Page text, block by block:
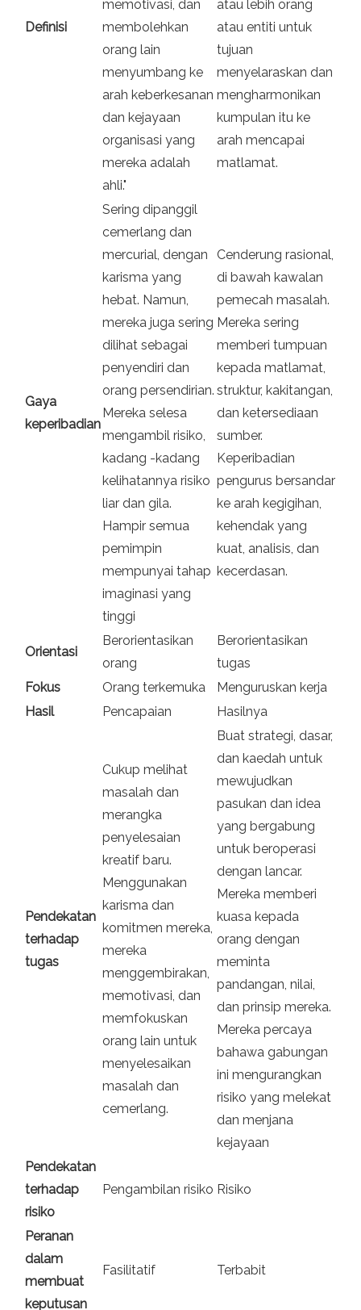
Definisi
memotivasi, dan
membolehkan
orang lain
menyumbang ke
arah keberkesanan
dan kejayaan
organisasi yang
mereka adalah
ahli."
atau lebih orang
atau entiti untuk
tujuan
menyelaraskan dan
mengharmonikan
kumpulan itu ke
arah mencapai
matlamat.
Gaya
keperibadian
Sering dipanggil
cemerlang dan
mercurial, dengan
karisma yang
hebat. Namun,
mereka juga sering
dilihat sebagai
penyendiri dan
orang persendirian.
Mereka selesa
mengambil risiko,
kadang -kadang
kelihatannya risiko
liar dan gila.
Hampir semua
pemimpin
mempunyai tahap
imaginasi yang
tinggi
Cenderung rasional,
di bawah kawalan
pemecah masalah.
Mereka sering
memberi tumpuan
kepada matlamat,
struktur, kakitangan,
dan ketersediaan
sumber.
Keperibadian
pengurus bersandar
ke arah kegigihan,
kehendak yang
kuat, analisis, dan
kecerdasan.
Orientasi
Berorientasikan
orang
Berorientasikan
tugas
Fokus
Orang terkemuka
Menguruskan kerja
Hasil
Pencapaian Hasilnya
Pendekatan
terhadap
tugas
Cukup melihat
masalah dan
merangka
penyelesaian
kreatif baru.
Menggunakan
karisma dan
komitmen mereka,
mereka
menggembirakan,
memotivasi, dan
memfokuskan
orang lain untuk
menyelesaikan
masalah dan
cemerlang.
Buat strategi, dasar,
dan kaedah untuk
mewujudkan
pasukan dan idea
yang bergabung
untuk beroperasi
dengan lancar.
Mereka memberi
kuasa kepada
orang dengan
meminta
pandangan, nilai,
dan prinsip mereka.
Mereka percaya
bahawa gabungan
ini mengurangkan
risiko yang melekat
dan menjana
kejayaan
Pendekatan
terhadap
risiko
Pengambilan risiko Risiko
Peranan
dalam
membuat
keputusan
Fasilitatif Terbabit